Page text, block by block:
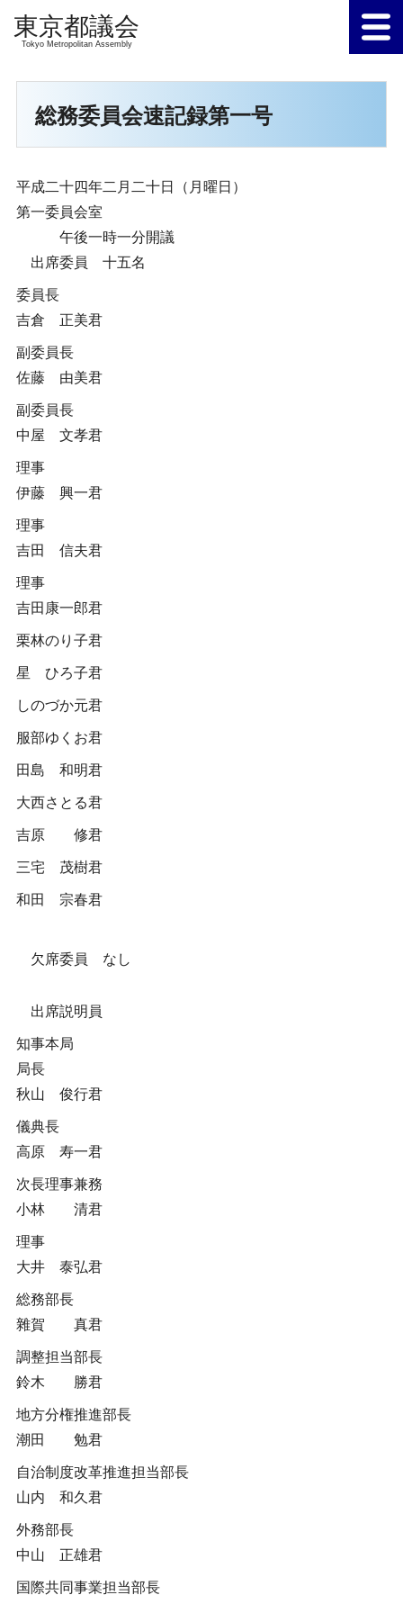
Tokyo Metropolitan Assembly
総務委員会速記録第一号
平成二十四年二月二十日（月曜日）
第一委員会室
午後一時一分開議
出席委員 十五名
委員長
吉倉 正美君
副委員長
佐藤 由美君
副委員長
中屋 文孝君
理事
伊藤 興一君
理事
吉田 信夫君
理事
吉田康一郎君
栗林のり子君
星 ひろ子君
しのづか元君
服部ゆくお君
田島 和明君
大西さとる君
吉原 修君
三宅 茂樹君
和田 宗春君
欠席委員 なし
出席説明員
知事本局
局長
秋山 俊行君
儀典長
高原 寿一君
次長理事兼務
小林 清君
理事
大井 泰弘君
総務部長
雜賀 真君
調整担当部長
鈴木 勝君
地方分権推進部長
潮田 勉君
自治制度改革推進担当部長
山内 和久君
外務部長
中山 正雄君
国際共同事業担当部長